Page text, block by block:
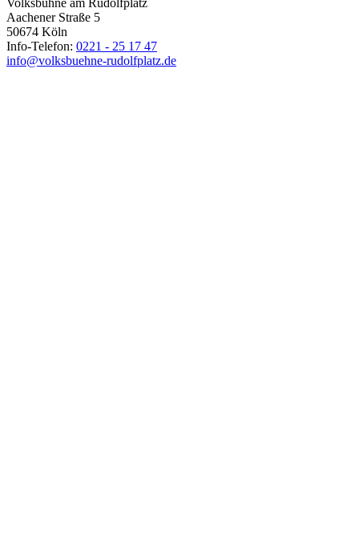
Volksbühne am Rudolfplatz
Aachener Straße 5
50674 Köln
Info-Telefon: 0221 - 25 17 47
info@volksbuehne-rudolfplatz.de